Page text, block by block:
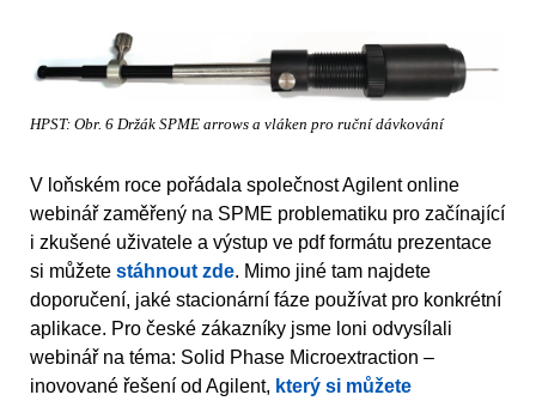
HPST: Obr. 6 Držák SPME arrows a vláken pro ruční dávkování
V loňském roce pořádala společnost Agilent online
webinář zaměřený na SPME problematiku pro začínající
i zkušené uživatele a výstup ve pdf formátu prezentace
si můžete stáhnout zde. Mimo jiné tam najdete
doporučení, jaké stacionární fáze používat pro konkrétní
aplikace. Pro české zákazníky jsme loni odvysílali
webinář na téma: Solid Phase Microextraction –
inovované řešení od Agilent, který si můžete